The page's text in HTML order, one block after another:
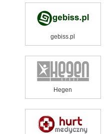
gebiss.pl
Hegen